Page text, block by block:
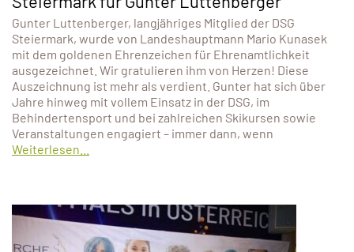
Gunter Luttenberger, langjähriges Mitglied der DSG
Steiermark, wurde von Landeshauptmann Mario Kunasek
mit dem goldenen Ehrenzeichen für Ehrenamtlichkeit
ausgezeichnet. Wir gratulieren ihm von Herzen! Diese
Auszeichnung ist mehr als verdient. Gunter hat sich über
Jahre hinweg mit vollem Einsatz in der DSG, im
Behindertensport und bei zahlreichen Skikursen sowie
Veranstaltungen engagiert – immer dann, wenn
Weiterlesen...